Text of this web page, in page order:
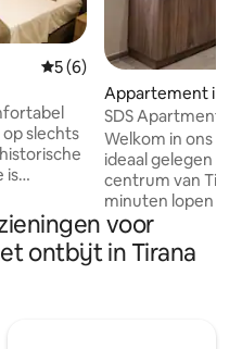
Gemiddelde beoordeling
5 (6)
slechts
is
– ideaal
te
Appartement in
SDS Apartments
centrum
Welkom in ons
ideaal gelegen in
centrum van
minuten lopen
en 7 minuten van
Bazaar, een van
van de stad. Alles wat je nodig hebt is in
voor
ontbijt in Tirana